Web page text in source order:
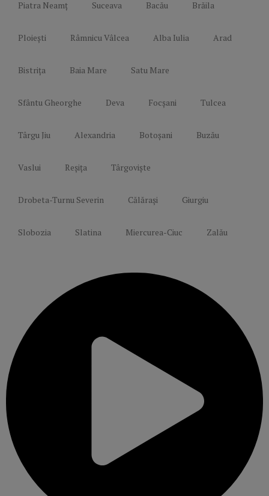
Piatra Neamț Suceava Bacău Brăila
Ploiești Râmnicu Vâlcea Alba Iulia Arad
Bistrița Baia Mare Satu Mare
Sfântu Gheorghe Deva Focșani Tulcea
Târgu Jiu Alexandria Botoșani Buzău
Vaslui Reșița Târgoviște
Drobeta-Turnu Severin Călărași Giurgiu
Slobozia Slatina Miercurea-Ciuc Zalău